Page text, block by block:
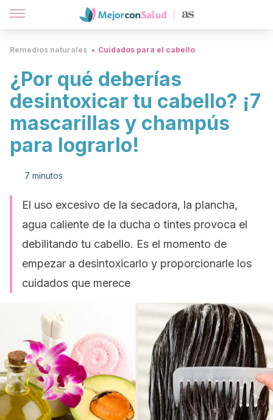
Remedios naturales Cuidados para el cabello
¿Por qué deberías
desintoxicar tu cabello? ¡7
mascarillas y champús
para lograrlo!
7 minutos
El uso excesivo de la secadora, la plancha,
agua caliente de la ducha o tintes provoca el
debilitando tu cabello. Es el momento de
empezar a desintoxicarlo y proporcionarle los
cuidados que merece